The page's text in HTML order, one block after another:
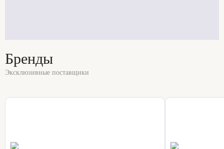
Бренды
Эксклюзивные поставщики